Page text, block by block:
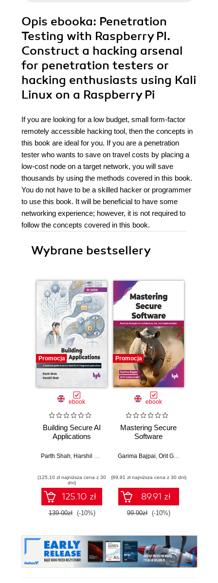
Opis ebooka: Penetration
Testing with Raspberry PI.
Construct a hacking arsenal
for penetration testers or
hacking enthusiasts using Kali
Linux on a Raspberry Pi
If you are looking for a low budget, small form-factor
remotely accessible hacking tool, then the concepts in
this book are ideal for you. If you are a penetration
tester who wants to save on travel costs by placing a
low-cost node on a target network, you will save
thousands by using the methods covered in this book.
You do not have to be a skilled hacker or programmer
to use this book. It will be beneficial to have some
networking experience; however, it is not required to
follow the concepts covered in this book.
Wybrane bestsellery
Promocja
ebook
Building Secure AI
Applications
Parth Shah, Harshil Shah
(125,10 zł najniższa cena z 30
dni)
125.10 zł
139.00zł (-10%)
Promocja
ebook
Mastering Secure
Software
Garima Bajpai, Orit Golowinski
(89,91 zł najniższa cena z 30 dni)
89.91 zł
99.90zł (-10%)